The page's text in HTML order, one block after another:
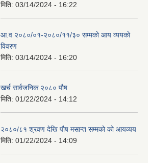
मिति: 03/14/2024 - 16:22
आ.व २०८०/०१-२०८०/११/३० सम्मको आय व्ययको
विवरण
मिति: 03/14/2024 - 16:20
खर्च सार्वजनिक २०८० पौष
मिति: 01/22/2024 - 14:12
२०८०/८१ श्रवण देखि पौष मसान्त सम्मको को आयव्यय
मिति: 01/22/2024 - 14:09